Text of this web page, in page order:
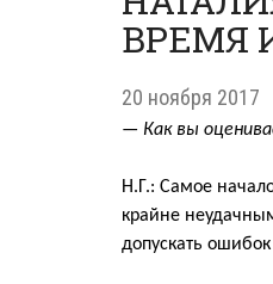
ВРЕМЯ
20 ноября 2017
— Как вы
Н.Г.: Самое на
крайне
допускать ошибок